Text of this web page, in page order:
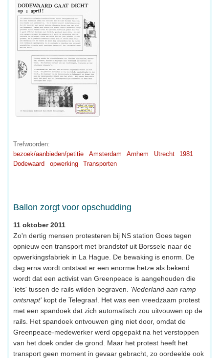
Trefwoorden:
bezoek/aanbieden/petitie
Amsterdam Arnhem Utrecht
1981
Dodewaard
opwerking Transporten
Ballon zorgt voor opschudding
11 oktober 2011
Zo'n dertig mensen protesteren bij NS station Goes tegen
opnieuw een transport met brandstof uit Borssele naar de
opwerkingsfabriek in La Hague. De bewaking is enorm. De
dag erna wordt ontstaat er een enorme hetze als bekend
wordt dat een activist van Greenpeace is aangehouden die
'iets' tussen de rails wilden begraven. 'Nederland aan ramp
ontsnapt' kopt de Telegraaf. Het was een vreedzaam protest
met een spandoek dat zich automatisch zou uitvouwen op de
rails. Het spandoek ontvouwen ging niet door, omdat de
Greenpeace-medewerker werd opgepakt na het verstoppen
van het doek onder de grond. Maar het protest heeft het
transport geen moment in gevaar gebracht, zo oordeelde ook